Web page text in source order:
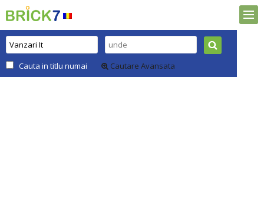
Cauta in titlu numai Cautare Avansata